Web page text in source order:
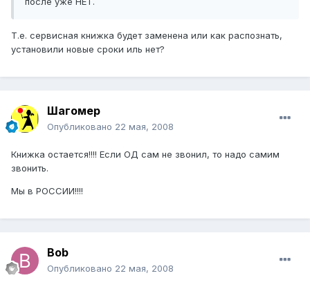
Т.е. сервисная книжка будет заменена или как распознать,
установили новые сроки иль нет?
Шагомер
Опубликовано 22 мая, 2008
Книжка остается!!!! Если ОД сам не звонил, то надо самим
звонить.
Мы в РОССИИ!!!!
Bob
Опубликовано 22 мая, 2008